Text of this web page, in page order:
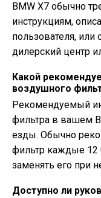
BMW X7 обычно
инструкциям,
пользователя,
дилерский центр
Какой
воздушного
Рекомендуемый
фильтра в вашем
езды. Обычно
фильтр каждые 12
заменять его при
Доступно ли